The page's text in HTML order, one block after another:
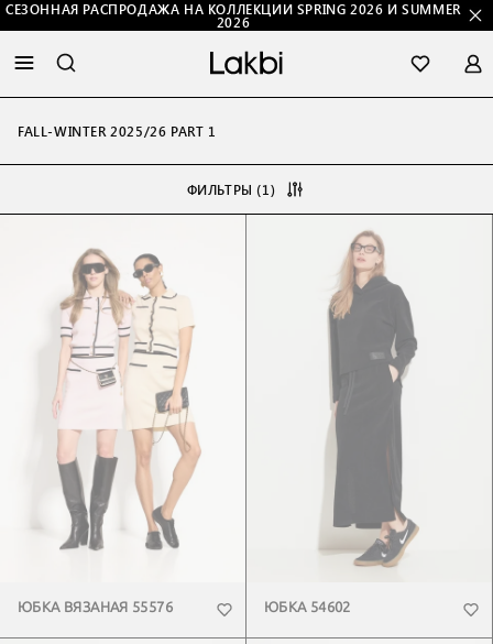
СЕЗОННАЯ РАСПРОДАЖА НА КОЛЛЕКЦИИ SPRING 2026 И SUMMER
2026
FALL-WINTER 2025/26 PART 1
ФИЛЬТРЫ (1)
ЮБКА ВЯЗАНАЯ 55576 ЮБКА 54602